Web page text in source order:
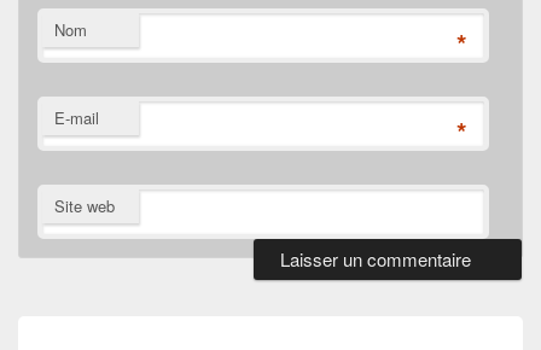
Nom *
E-mail *
Site web